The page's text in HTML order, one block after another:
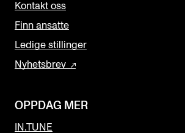
Kontakt oss
Finn ansatte
Ledige stillinger
Nyhetsbrev
OPPDAG MER
IN.TUNE